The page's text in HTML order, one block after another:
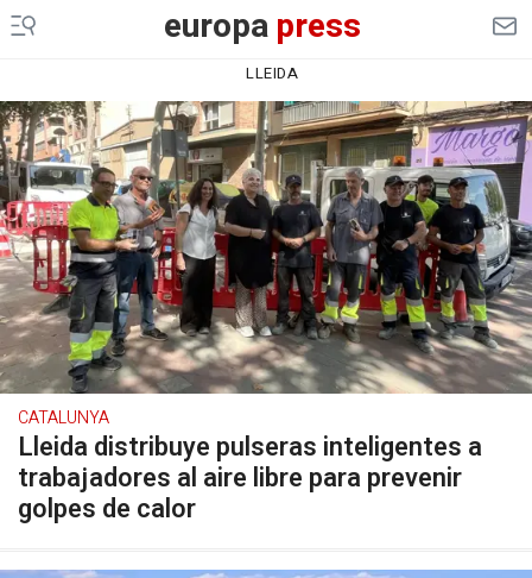
europapress
LLEIDA
CATALUNYA
Lleida distribuye pulseras inteligentes a
trabajadores al aire libre para prevenir
golpes de calor